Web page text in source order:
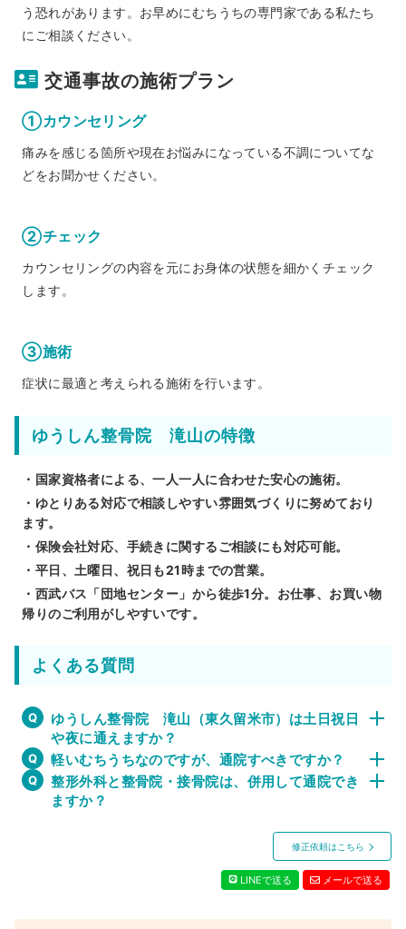
う恐れがあります。お早めにむちうちの専門家である私たち
にご相談ください。
交通事故の施術プラン
①カウンセリング
痛みを感じる箇所や現在お悩みになっている不調についてな
どをお聞かせください。
②チェック
カウンセリングの内容を元にお身体の状態を細かくチェック
します。
③施術
症状に最適と考えられる施術を行います。
ゆうしん整骨院 滝山の特徴
・国家資格者による、一人一人に合わせた安心の施術。
・ゆとりある対応で相談しやすい雰囲気づくりに努めており
ます。
・保険会社対応、手続きに関するご相談にも対応可能。
・平日、土曜日、祝日も21時までの営業。
・西武バス「団地センター」から徒歩1分。お仕事、お買い物
帰りのご利用がしやすいです。
よくある質問
ゆうしん整骨院 滝山（東久留米市）は土日祝日
や夜に通えますか？
軽いむちうちなのですが、通院すべきですか？
整形外科と整骨院・接骨院は、併用して通院でき
ますか？
修正依頼はこちら
LINEで送る メールで送る